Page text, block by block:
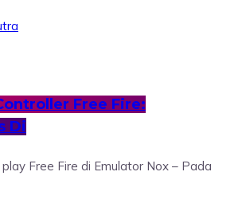
Free Fire:
Di
Free Fire di Emulator Nox – Pada